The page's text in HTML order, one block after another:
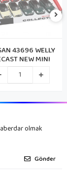
43696 WELLY
NEW MINI
olmak
Gönder